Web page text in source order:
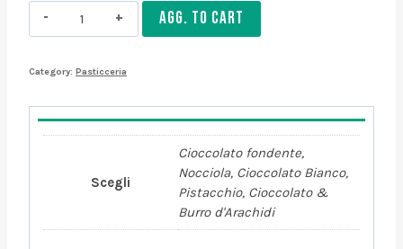
siciliano
cioccolato
quantity
AGG. TO CART
Category: Pasticceria
Scegli
Cioccolato fondente,
Nocciola, Cioccolato Bianco,
Pistacchio, Cioccolato &
Burro d'Arachidi